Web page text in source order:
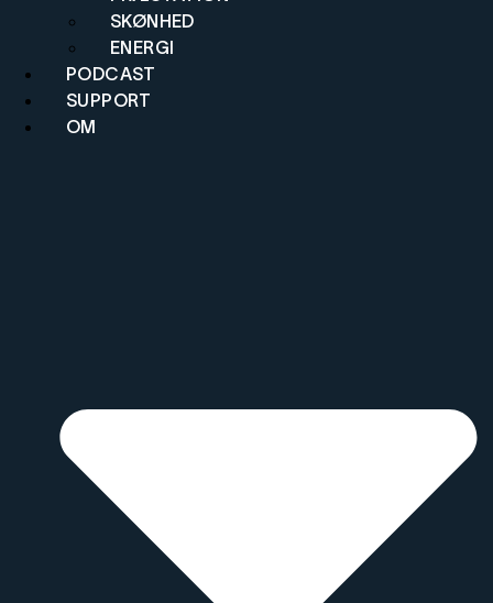
SKØNHED
ENERGI
PODCAST
SUPPORT
OM